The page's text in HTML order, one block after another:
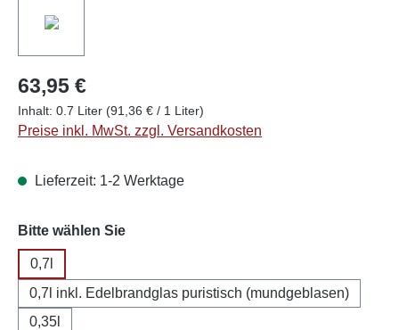
63,95 €
Inhalt: 0.7 Liter (91,36 € / 1 Liter)
Preise inkl. MwSt. zzgl. Versandkosten
Lieferzeit: 1-2 Werktage
Bitte wählen Sieauswählen
0,7l
0,7l inkl. Edelbrandglas puristisch (mundgeblasen)
0,35l